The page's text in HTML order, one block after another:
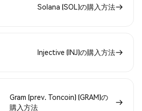
Solana (SOL)の購入方法
Injective (INJ)の購入方法
Gram (prev. Toncoin) (GRAM)の
購入方法